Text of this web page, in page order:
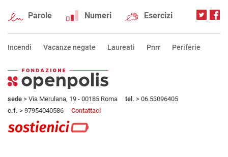
Parole Numeri Esercizi
Incendi Vacanze negate Laureati Pnrr Periferie
sede > Via Merulana, 19 - 00185 Roma tel. > 06.53096405
c.f. > 97954040586 Contattaci